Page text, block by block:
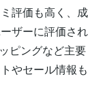
評価も高く、成
ザーに評価され
ピングなど主要
やセール情報も